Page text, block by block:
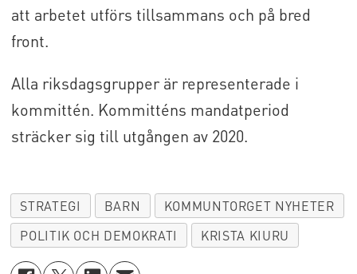
att arbetet utförs tillsammans och på bred
front.
Alla riksdagsgrupper är representerade i
kommittén. Kommitténs mandatperiod
sträcker sig till utgången av 2020.
STRATEGI BARN
KOMMUNTORGET NYHETER
POLITIK OCH DEMOKRATI
KRISTA KIURU